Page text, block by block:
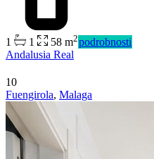
1 1 58 m2podrobnosti
Andalusia Real
10
Fuengirola, Malaga